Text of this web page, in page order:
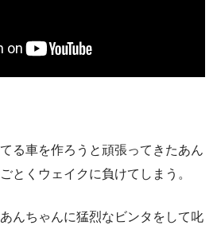
る車を作ろうと頑張ってきたあん
とくウェイクに負けてしまう。
んちゃんに猛烈なビンタをして叱